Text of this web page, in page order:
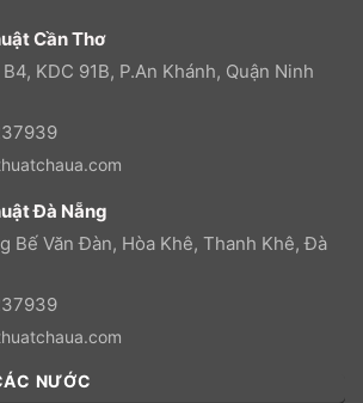
Cần Thơ
KDC 91B, P.An Khánh, Quận Ninh
Đà Nẵng
Bế Văn Đàn, Hòa Khê, Thanh Khê, Đà
NƯỚC